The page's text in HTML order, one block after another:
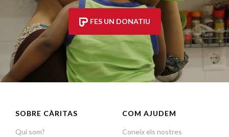
FES UN DONATIU
SOBRE CÀRITAS
Qui som?
COM AJUDEM
Coneix els nostres